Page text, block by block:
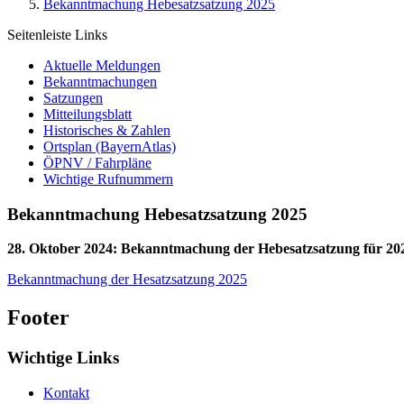
Bekanntmachung Hebesatzsatzung 2025
Seitenleiste Links
Aktuelle Meldungen
Bekanntmachungen
Satzungen
Mitteilungsblatt
Historisches & Zahlen
Ortsplan (BayernAtlas)
ÖPNV / Fahrpläne
Wichtige Rufnummern
Bekanntmachung Hebesatzsatzung 2025
28. Oktober 2024: Bekanntmachung der Hebesatzsatzung für
Bekanntmachung der Hesatzsatzung 2025
Footer
Wichtige Links
Kontakt